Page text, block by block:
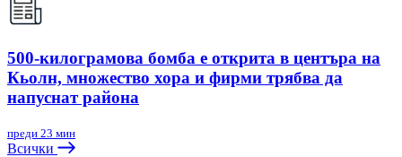
500-килограмова бомба е открита в центъра на
Кьолн, множество хора и фирми трябва да
напуснат района
преди 23 мин
Всички